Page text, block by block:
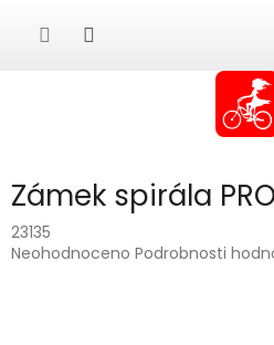
Zámek spirála
23135
Průměrné
Neohodnoceno Podrobnosti